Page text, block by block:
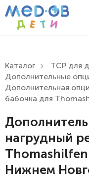
Каталог
ТСР для
Дополнительные
Дополнительная
бабочка для
нагрудный
Thomashilfen
Нижнем